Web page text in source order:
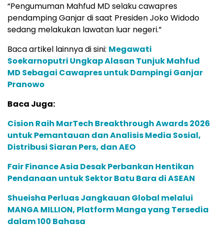
“Pengumuman Mahfud MD selaku cawapres
pendamping Ganjar di saat Presiden Joko Widodo
sedang melakukan lawatan luar negeri.”
Baca artikel lainnya di sini: Megawati
Soekarnoputri Ungkap Alasan Tunjuk Mahfud
MD Sebagai Cawapres untuk Dampingi Ganjar
Pranowo
Baca Juga:
Cision Raih MarTech Breakthrough Awards 2026
untuk Pemantauan dan Analisis Media Sosial,
Distribusi Siaran Pers, dan AEO
Fair Finance Asia Desak Perbankan Hentikan
Pendanaan untuk Sektor Batu Bara di ASEAN
Shueisha Perluas Jangkauan Global melalui
MANGA MILLION, Platform Manga yang Tersedia
dalam 100 Bahasa